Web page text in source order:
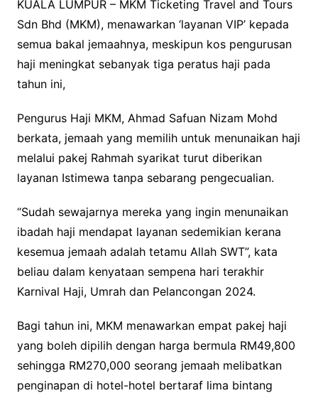
KUALA LUMPUR – MKM Ticketing Travel and Tours
Sdn Bhd (MKM), menawarkan ‘layanan VIP’ kepada
semua bakal jemaahnya, meskipun kos pengurusan
haji meningkat sebanyak tiga peratus haji pada
tahun ini,
Pengurus Haji MKM, Ahmad Safuan Nizam Mohd
berkata, jemaah yang memilih untuk menunaikan haji
melalui pakej Rahmah syarikat turut diberikan
layanan Istimewa tanpa sebarang pengecualian.
“Sudah sewajarnya mereka yang ingin menunaikan
ibadah haji mendapat layanan sedemikian kerana
kesemua jemaah adalah tetamu Allah SWT”, kata
beliau dalam kenyataan sempena hari terakhir
Karnival Haji, Umrah dan Pelancongan 2024.
Bagi tahun ini, MKM menawarkan empat pakej haji
yang boleh dipilih dengan harga bermula RM49,800
sehingga RM270,000 seorang jemaah melibatkan
penginapan di hotel-hotel bertaraf lima bintang